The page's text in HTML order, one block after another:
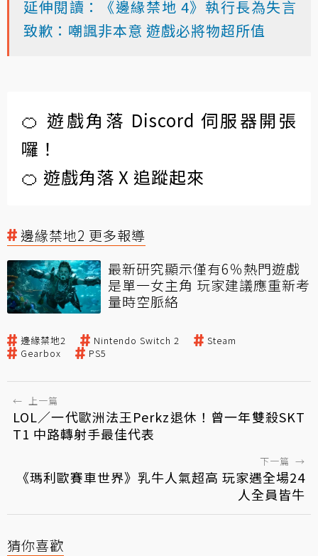
延伸閱讀：《邊緣禁地 4》執行長為失言
致歉：嘲諷非本意 遊戲必將物超所值
🍊 遊戲角落 Discord 伺服器開張
囉！
🍊 遊戲角落 X 追蹤起來
邊緣禁地2 更多報導
最新研究顯示僅有6％熱門遊戲
是單一女主角 玩家建議應重新考
量時空脈絡
邊緣禁地2 Nintendo Switch 2
Steam
Gearbox
PS5
← 上一篇
LOL／一代歐洲法王Perkz退休！曾一年雙殺SKT
T1 中路轉射手最佳代表
下一篇 →
《瑪利歐賽車世界》乳牛人氣超高 玩家遇全場24
人全員皆牛
猜你喜歡